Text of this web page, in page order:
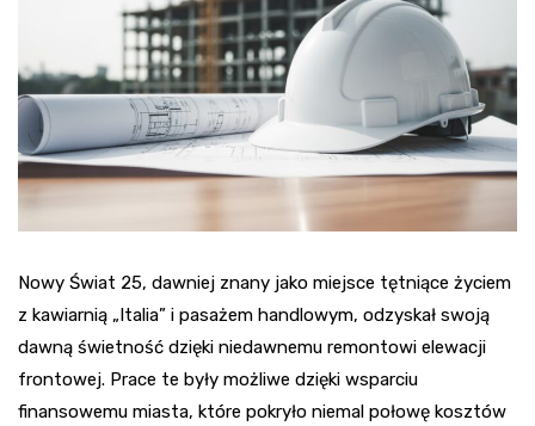
Nowy Świat 25, dawniej znany jako miejsce tętniące życiem
z kawiarnią „Italia” i pasażem handlowym, odzyskał swoją
dawną świetność dzięki niedawnemu remontowi elewacji
frontowej. Prace te były możliwe dzięki wsparciu
finansowemu miasta, które pokryło niemal połowę kosztów